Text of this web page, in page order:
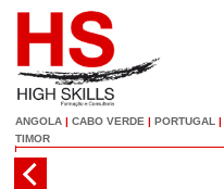
ANGOLA | CABO VERDE | PORTUGAL |
TIMOR